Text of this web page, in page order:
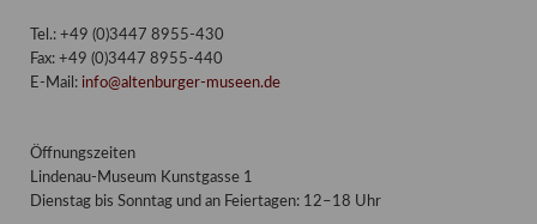
Tel.: +49 (0)3447 8955-430
Fax: +49 (0)3447 8955-440
E-Mail: info@altenburger-museen.de
Öffnungszeiten
Lindenau-Museum Kunstgasse 1
Dienstag bis Sonntag und an Feiertagen: 12–18 Uhr